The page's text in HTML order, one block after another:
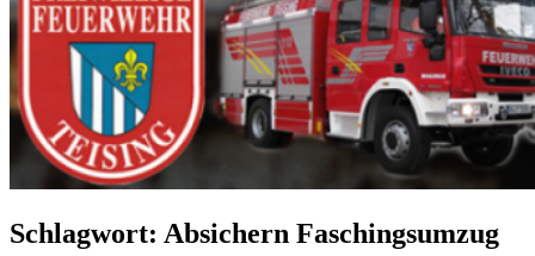
Schlagwort: Absichern Faschingsumzug